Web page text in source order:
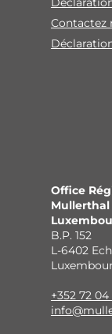
Contactez
Office
Mullerthal
B.P. 152
L-6402
+352 72 04